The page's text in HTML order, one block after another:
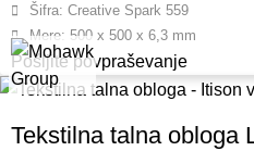
Šifra: Creative Spark 559
Mere: 500 x 500 x 6,3 mm
Pošljite povpraševanje
Tekstilna talna obloga